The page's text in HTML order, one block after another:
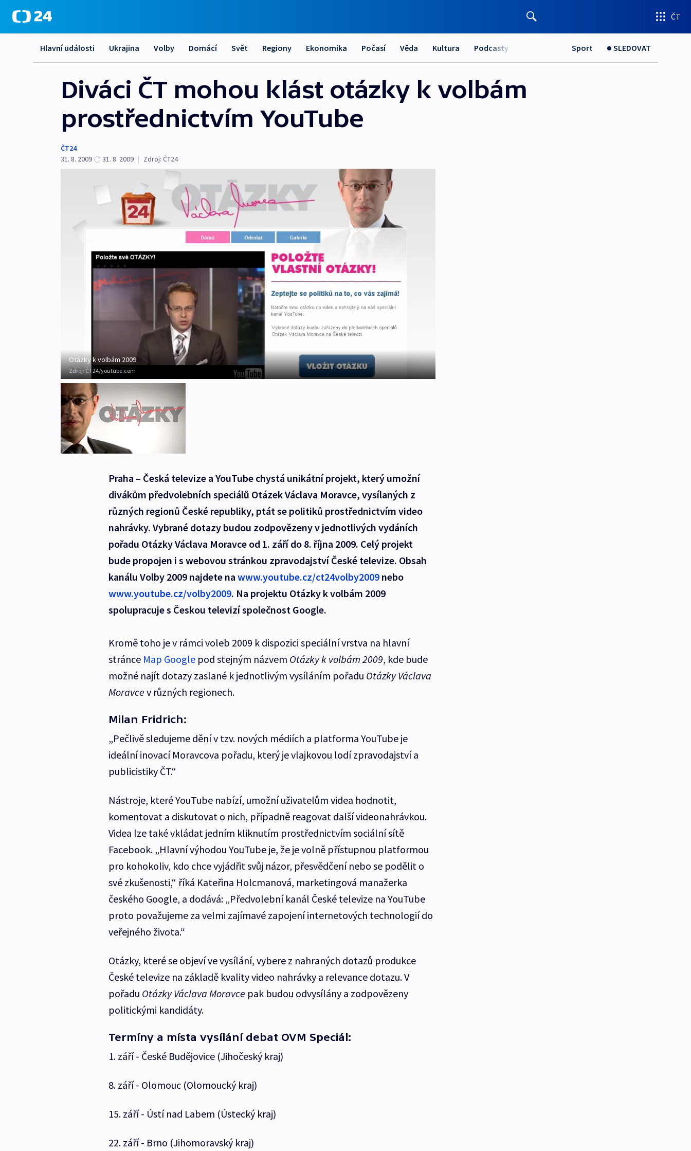
ČT
Hlavní události Ukrajina Volby Domácí Svět Regiony Ekonomika Počasí Věda Kultura Podcasty Sport SLEDOVAT
Diváci ČT mohou klást otázky k volbám
prostřednictvím YouTube
ČT24
31. 8. 2009
31. 8. 2009 | Zdroj: ČT24
Otázky k volbám 2009
Zdroj:ČT24/youtube.com
Praha – Česká televize a YouTube chystá unikátní projekt, který umožní
divákům předvolebních speciálů Otázek Václava Moravce, vysílaných z
různých regionů České republiky, ptát se politiků prostřednictvím video
nahrávky. Vybrané dotazy budou zodpovězeny v jednotlivých vydáních
pořadu Otázky Václava Moravce od 1. září do 8. října 2009. Celý projekt
bude propojen i s webovou stránkou zpravodajství České televize. Obsah
kanálu Volby 2009 najdete na www.youtube.cz/ct24volby2009nebo
www.youtube.cz/volby2009. Na projektu Otázky k volbám 2009
spolupracuje s Českou televizí společnost Google.
Kromě toho je v rámci voleb 2009 k dispozici speciální vrstva na hlavní
stránce Map Googlepod stejným názvem Otázky k volbám 2009, kde bude
možné najít dotazy zaslané k jednotlivým vysíláním pořadu Otázky Václava
Moravce v různých regionech.
Milan Fridrich:
„Pečlivě sledujeme dění v tzv. nových médiích a platforma YouTube je
ideální inovací Moravcova pořadu, který je vlajkovou lodí zpravodajství a
publicistiky ČT.“
Nástroje, které YouTube nabízí, umožní uživatelům videa hodnotit,
komentovat a diskutovat o nich, případně reagovat další videonahrávkou.
Videa lze také vkládat jedním kliknutím prostřednictvím sociální sítě
Facebook. „Hlavní výhodou YouTube je, že je volně přístupnou platformou
pro kohokoliv, kdo chce vyjádřit svůj názor, přesvědčení nebo se podělit o
své zkušenosti,“ říká Kateřina Holcmanová, marketingová manažerka
českého Google, a dodává: „Předvolební kanál České televize na YouTube
proto považujeme za velmi zajímavé zapojení internetových technologií do
veřejného života.“
Otázky, které se objeví ve vysílání, vybere z nahraných dotazů produkce
České televize na základě kvality video nahrávky a relevance dotazu. V
pořadu Otázky Václava Moravce pak budou odvysílány a zodpovězeny
politickými kandidáty.
Termíny a místa vysílání debat OVM Speciál:
1. září - České Budějovice (Jihočeský kraj)
8. září - Olomouc (Olomoucký kraj)
15. září - Ústí nad Labem (Ústecký kraj)
22. září - Brno (Jihomoravský kraj)